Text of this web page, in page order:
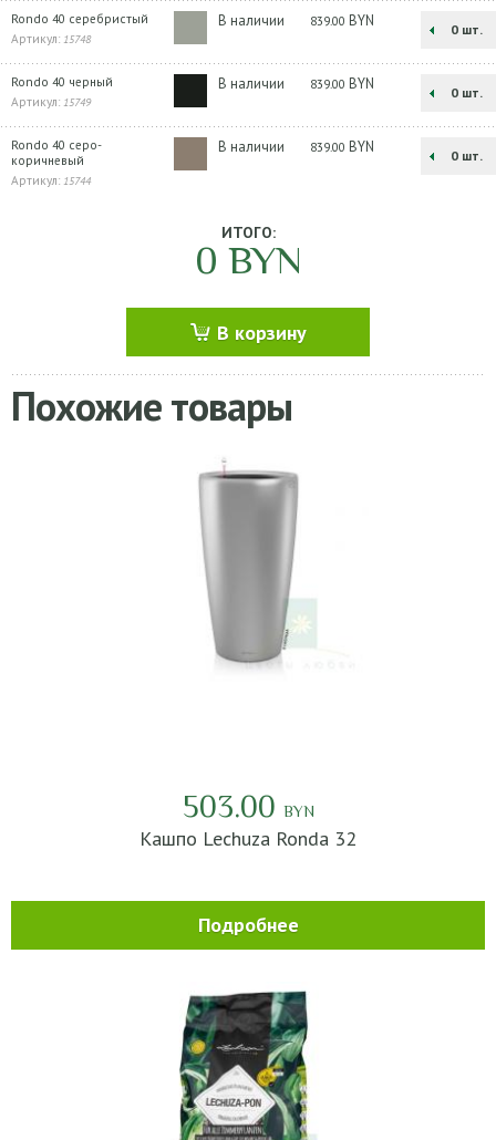
Rondo 40 серебристый
Артикул: 15748
В наличии 839.00 BYN
шт.
Rondo 40 черный
Артикул: 15749
В наличии 839.00 BYN
шт.
Rondo 40 серо-
коричневый
Артикул: 15744
В наличии 839.00 BYN
шт.
ИТОГО:
0 BYN
В корзину
Похожие товары
503.00 BYN
Кашпо Lechuza Ronda 32
Подробнее